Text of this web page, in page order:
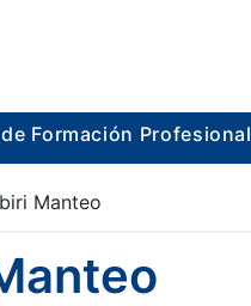
Formación Profesional
Manteo